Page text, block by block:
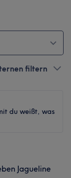
filtern
du weißt, was
Jagueline